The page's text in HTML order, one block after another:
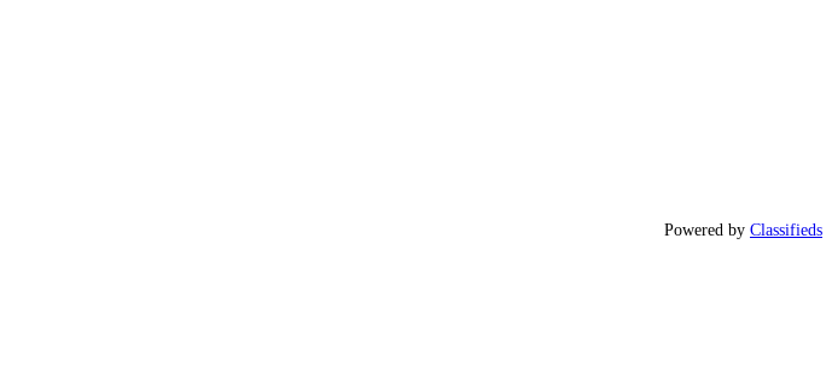
Powered by Classifieds